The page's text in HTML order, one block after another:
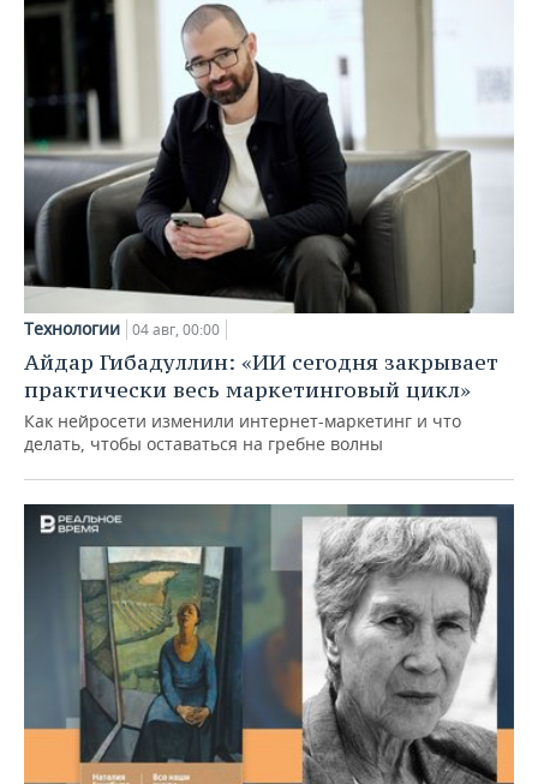
Технологии 04 авг, 00:00
Айдар Гибадуллин: «ИИ сегодня закрывает
практически весь маркетинговый цикл»
Как нейросети изменили интернет-маркетинг и что
делать, чтобы оставаться на гребне волны